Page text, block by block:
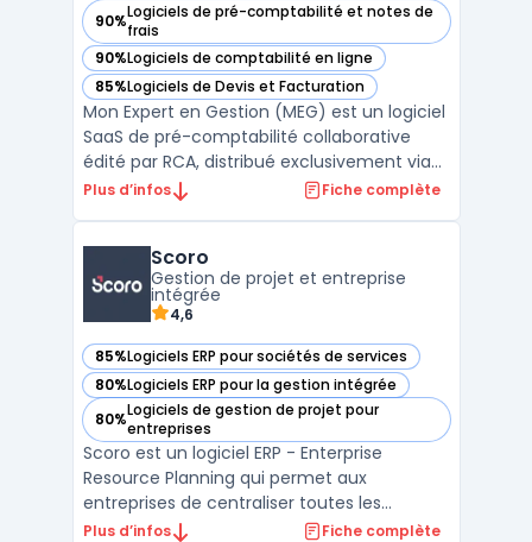
90%Logiciels de pré-comptabilité et notes de
frais
— voir Mon Expert en Gestion (MEG) dans cette catégorie
90%Logiciels de comptabilité en ligne
— voir Mon Expert en Gestion (MEG) dans cette catégorie
85%Logiciels de Devis et Facturation
— voir Mon Expert en Gestion (MEG) dans cette catégorie
Mon Expert en Gestion (MEG) est un logiciel
SaaS de pré-comptabilité collaborative
édité par RCA, distribué exclusivement via
les cabinets d'expertise comptable. La
rapprochement bancaire automatisé
(DSP2, EBICS), la gestion des sto ...
Plus d’infos Fiche complète
Scoro
Gestion de projet et entreprise
intégrée
4,6
85%Logiciels ERP pour sociétés de services
— voir Scoro dans cette catégorie
80%Logiciels ERP pour la gestion intégrée
— voir Scoro dans cette catégorie
80%Logiciels de gestion de projet pour
entreprises
— voir Scoro dans cette catégorie
Scoro est un logiciel ERP - Enterprise
Resource Planning qui permet aux
entreprises de centraliser toutes les
données de leur entreprise et de gérer
Plus d’infos Fiche complète